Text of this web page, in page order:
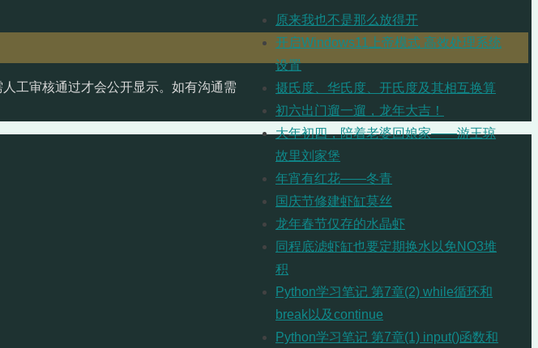
原来我也不是那么放得开
开启Windows11上帝模式 高效处理系统
设置
摄氏度、华氏度、开氏度及其相互换算
初六出门遛一遛，龙年大吉！
大年初四，陪着老婆回娘家——游王琼
故里刘家堡
年宵有红花——冬青
国庆节修建虾缸莫丝
龙年春节仅存的水晶虾
同程底滤虾缸也要定期换水以免NO3堆
积
Python学习笔记 第7章(2) while循环和
break以及continue
Python学习笔记 第7章(1) input()函数和
工审核通过才会公开显示。如有沟通需